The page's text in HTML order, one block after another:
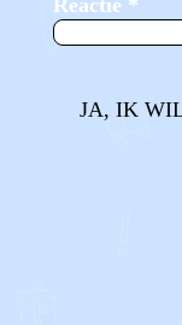
Reactie *
JA, IK